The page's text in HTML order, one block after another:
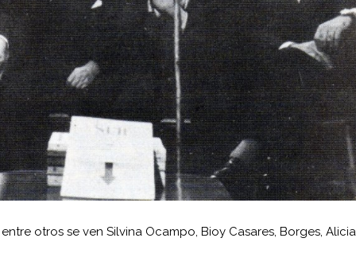
otros se ven Silvina Ocampo, Bioy Casares, Borges, Alicia